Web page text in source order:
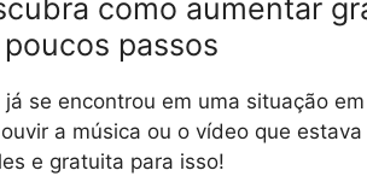
como aumentar
passos
já se encontrou em uma situação
a música ou o vídeo que
e gratuita para isso!